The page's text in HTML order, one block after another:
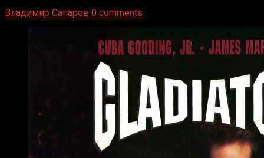
Владимир Сапаров 0 comments